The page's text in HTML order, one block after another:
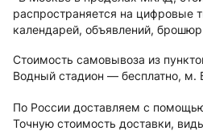
распространяется на цифровые
календарей, объявлений, брошюр
Стоимость самовывоза из
Водный стадион — бесплатно, м.
По России доставляем с
Точную стоимость доставки,